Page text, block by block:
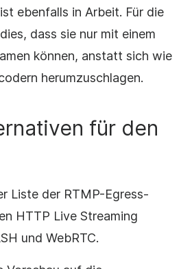
ebenfalls in Arbeit. Für die
dass sie nur mit einem
können, anstatt sich wie
herumzuschlagen.
für den
Liste der RTMP-Egress-
HTTP Live Streaming
und WebRTC.